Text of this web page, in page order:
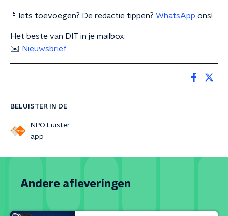
BELUISTER IN DE
NPO Luister
app
📱Iets toevoegen? De redactie tippen? WhatsApp ons!
Het beste van DIT in je mailbox:
✉️ Nieuwsbrief
Andere afleveringen